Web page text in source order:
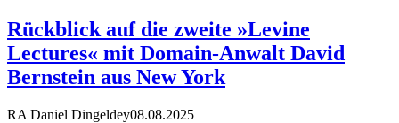
Rückblick auf die zweite »Levine
Lectures« mit Domain-Anwalt David
Bernstein aus New York
RA Daniel Dingeldey08.08.2025